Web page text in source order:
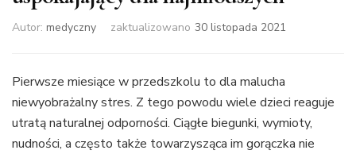
Autor: medyczny zaktualizowano 30 listopada 2021
Pierwsze miesiące w przedszkolu to dla malucha
niewyobrażalny stres. Z tego powodu wiele dzieci reaguje
utratą naturalnej odporności. Ciągłe biegunki, wymioty,
nudności, a często także towarzysząca im gorączka nie